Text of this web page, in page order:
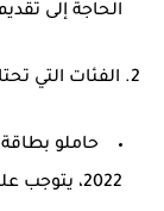
الحاجة إلى
2. الفئات التي تحتاج إلى تقديم طلب جديد: